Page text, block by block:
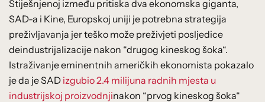
Stiješnjenoj između pritiska dva ekonomska giganta,
SAD-a i Kine, Europskoj uniji je potrebna strategija
preživljavanja jer teško može preživjeti posljedice
deindustrijalizacije nakon “drugog kineskog šoka“.
Istraživanje eminentnih američkih ekonomista pokazalo
je da je SAD izgubio 2.4 milijuna radnih mjesta u
industrijskoj proizvodnjinakon “prvog kineskog šoka“